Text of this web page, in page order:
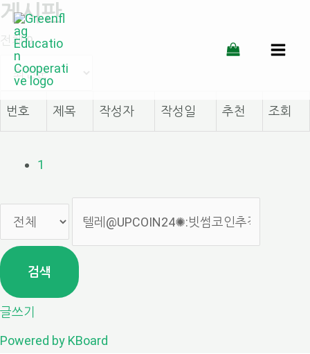
콘
텐
로
게시판
전체 9
번호 제목 작성자 작성일 추천 조회
1
검색
글쓰기
Powered by KBoard